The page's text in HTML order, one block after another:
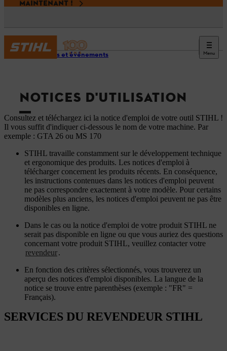
MAINTENANT !
Menu
Services et événements
NOTICES D'UTILISATION
Consultez et téléchargez ici la notice d'emploi de votre outil STIHL !
Il vous suffit d'indiquer ci-dessous le nom de votre machine. Par
exemple : GTA 26 ou MS 170
STIHL travaille constamment sur le développement technique
et ergonomique des produits. Les notices d'emploi à
télécharger concernent les produits récents. En conséquence,
les instructions contenues dans les notices d'emploi peuvent
ne pas correspondre exactement à votre modèle. Pour certains
modèles plus anciens, les notices d'emploi peuvent ne pas être
disponibles en ligne.
Dans le cas ou la notice d'emploi de votre produit STIHL ne
serait pas disponible en ligne ou que vous auriez des questions
concernant votre produit STIHL, veuillez contacter votre
revendeur.
En fonction des critères sélectionnés, vous trouverez un
aperçu des notices d'emploi disponibles. La langue de la
notice se trouve entre parenthèses (exemple : "FR" =
Français).
SERVICES DU REVENDEUR STIHL